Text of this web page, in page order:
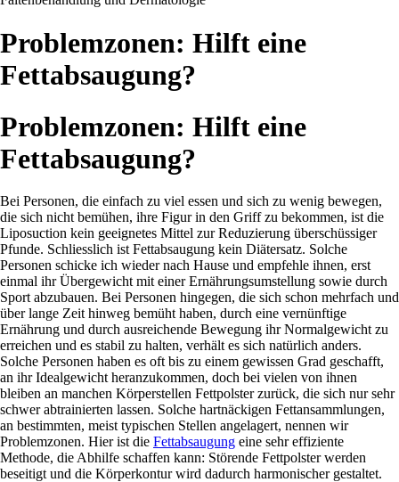
Problemzonen: Hilft eine
Fettabsaugung?
Problemzonen: Hilft eine
Fettabsaugung?
Bei Personen, die einfach zu viel essen und sich zu wenig bewegen,
die sich nicht bemühen, ihre Figur in den Griff zu bekommen, ist die
Liposuction kein geeignetes Mittel zur Reduzierung überschüssiger
Pfunde. Schliesslich ist Fettabsaugung kein Diätersatz. Solche
Personen schicke ich wieder nach Hause und empfehle ihnen, erst
einmal ihr Übergewicht mit einer Ernährungsumstellung sowie durch
Sport abzubauen. Bei Personen hingegen, die sich schon mehrfach und
über lange Zeit hinweg bemüht haben, durch eine vernünftige
Ernährung und durch ausreichende Bewegung ihr Normalgewicht zu
erreichen und es stabil zu halten, verhält es sich natürlich anders.
Solche Personen haben es oft bis zu einem gewissen Grad geschafft,
an ihr Idealgewicht heranzukommen, doch bei vielen von ihnen
bleiben an manchen Körperstellen Fettpolster zurück, die sich nur sehr
schwer abtrainierten lassen. Solche hartnäckigen Fettansammlungen,
an bestimmten, meist typischen Stellen angelagert, nennen wir
Problemzonen. Hier ist die Fettabsaugung eine sehr effiziente
Methode, die Abhilfe schaffen kann: Störende Fettpolster werden
beseitigt und die Körperkontur wird dadurch harmonischer gestaltet.